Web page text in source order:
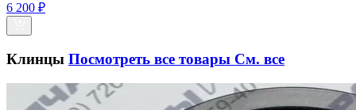
6 200 ₽
Клинцы Посмотреть все товары См. все